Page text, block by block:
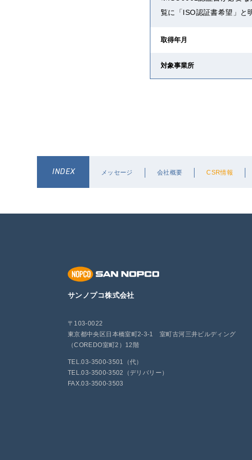
覧に「ISO認証書希望」と
取得年月
対象事業所
INDEX メッセージ 会社概要 CSR情報
サンノプコ株式会社
〒103-0022
東京都中央区日本橋室町2-3-1 室町古河三井ビルディング
（COREDO室町2）12階
TEL.03-3500-3501（代）
TEL.03-3500-3502（デリバリー）
FAX.03-3500-3503